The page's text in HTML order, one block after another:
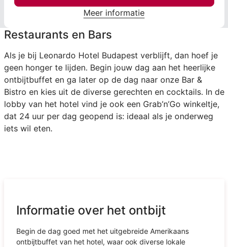
Meer informatie
Restaurants en Bars
Als je bij Leonardo Hotel Budapest verblijft, dan hoef je
geen honger te lijden. Begin jouw dag aan het heerlijke
ontbijtbuffet en ga later op de dag naar onze Bar &
Bistro en kies uit de diverse gerechten en cocktails. In de
lobby van het hotel vind je ook een Grab’n’Go winkeltje,
dat 24 uur per dag geopend is: ideaal als je onderweg
iets wil eten.
Informatie over het ontbijt
Begin de dag goed met het uitgebreide Amerikaans
ontbijtbuffet van het hotel, waar ook diverse lokale